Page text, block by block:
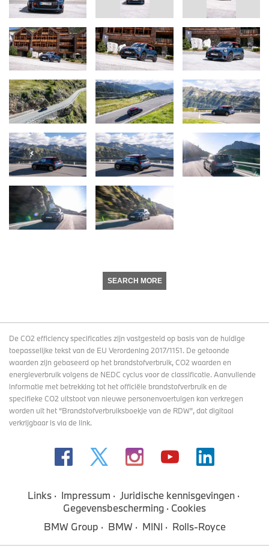
SEARCH MORE
De CO2 efficiency specificaties zijn vastgesteld op basis van de huidige
toepasselijke tekst van de EU Verordening 2017/1151. De getoonde
waarden zijn gebaseerd op het brandstofverbruik, CO2 waarden en
energieverbruik volgens de NEDC cyclus voor de classificatie. Aanvullende
informatie met betrekking tot het officiële brandstofverbruik en de
specifieke CO2 uitstoot van nieuwe personenvoertuigen kan verkregen
worden uit het “Brandstofverbruiksboekje van de RDW”, dat digitaal
verkrijgbaaris via de link.
Links Impressum
Juridische kennisgevingen
Gegevensbescherming
Cookies
BMW Group
BMW MINI Rolls-Royce